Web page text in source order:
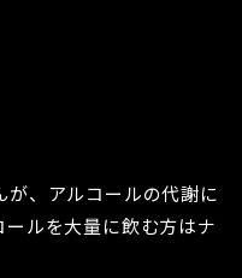
、アルコールの代謝に
ルを大量に飲む方はナ